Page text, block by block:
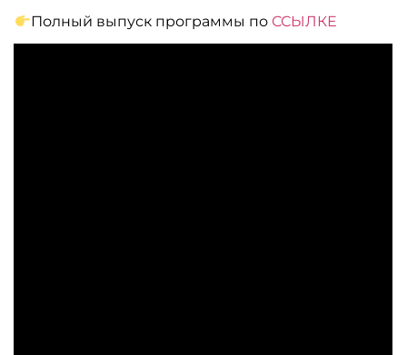
Полный выпуск программы по ССЫЛКЕ